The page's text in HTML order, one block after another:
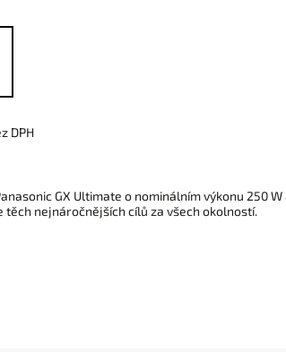
DPH
GX Ultimate o nominálním výkonu 250 W
nejnáročnějších cílů za všech okolností.